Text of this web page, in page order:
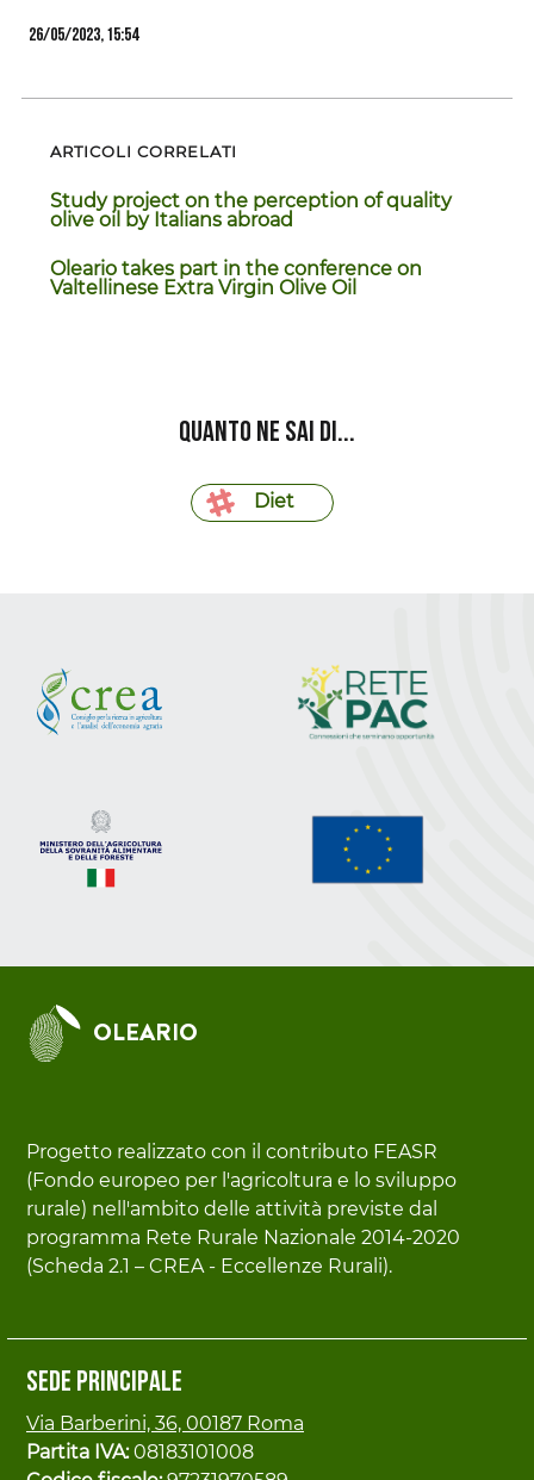
26/05/2023, 15:54
ARTICOLI CORRELATI
Study project on the perception of quality
olive oil by Italians abroad
Oleario takes part in the conference on
Valtellinese Extra Virgin Olive Oil
Quanto ne sai di...
Diet
OLEARIO
Progetto realizzato con il contributo FEASR
(Fondo europeo per l'agricoltura e lo sviluppo
rurale) nell'ambito delle attività previste dal
programma Rete Rurale Nazionale 2014-2020
(Scheda 2.1 – CREA - Eccellenze Rurali).
Sede principale
Via Barberini, 36, 00187 Roma
Partita IVA:08183101008